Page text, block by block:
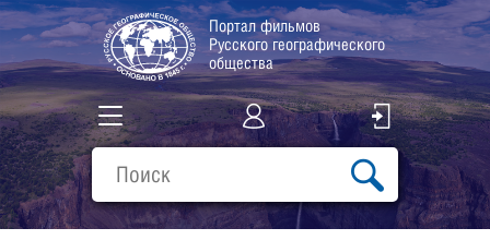
Портал фильмов
Русского географического
общества
Все фильмы
Подборки